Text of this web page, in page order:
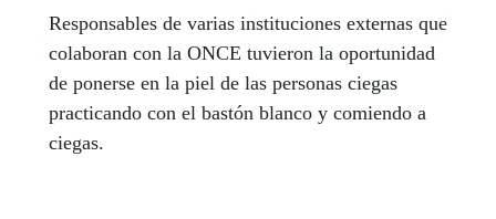
Responsables de varias instituciones externas que
colaboran con la ONCE tuvieron la oportunidad
de ponerse en la piel de las personas ciegas
practicando con el bastón blanco y comiendo a
ciegas.